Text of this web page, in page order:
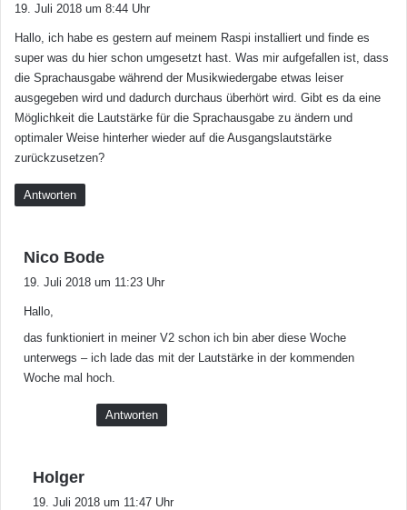
t
:
19. Juli 2018 um 8:44 Uhr
Hallo, ich habe es gestern auf meinem Raspi installiert und finde es
super was du hier schon umgesetzt hast. Was mir aufgefallen ist, dass
die Sprachausgabe während der Musikwiedergabe etwas leiser
ausgegeben wird und dadurch durchaus überhört wird. Gibt es da eine
Möglichkeit die Lautstärke für die Sprachausgabe zu ändern und
optimaler Weise hinterher wieder auf die Ausgangslautstärke
zurückzusetzen?
Antworten
Nico Bode
19. Juli 2018 um 11:23 Uhr
Hallo,
das funktioniert in meiner V2 schon ich bin aber diese Woche
unterwegs – ich lade das mit der Lautstärke in der kommenden
Woche mal hoch.
Antworten
Holger
19. Juli 2018 um 11:47 Uhr